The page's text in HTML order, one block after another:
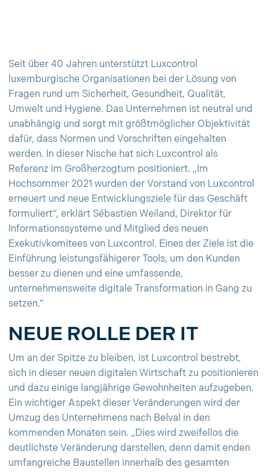
Seit über 40 Jahren unterstützt Luxcontrol
luxemburgische Organisationen bei der Lösung von
Fragen rund um Sicherheit, Gesundheit, Qualität,
Umwelt und Hygiene. Das Unternehmen ist neutral und
unabhängig und sorgt mit größtmöglicher Objektivität
dafür, dass Normen und Vorschriften eingehalten
werden. In dieser Nische hat sich Luxcontrol als
Referenz im Großherzogtum positioniert. „Im
Hochsommer 2021 wurden der Vorstand von Luxcontrol
erneuert und neue Entwicklungsziele für das Geschäft
formuliert“, erklärt Sébastien Weiland, Direktor für
Informationssysteme und Mitglied des neuen
Exekutivkomitees von Luxcontrol. Eines der Ziele ist die
Einführung leistungsfähigerer Tools, um den Kunden
besser zu dienen und eine umfassende,
unternehmensweite digitale Transformation in Gang zu
setzen.“
NEUE ROLLE DER IT
Um an der Spitze zu bleiben, ist Luxcontrol bestrebt,
sich in dieser neuen digitalen Wirtschaft zu positionieren
und dazu einige langjährige Gewohnheiten aufzugeben.
Ein wichtiger Aspekt dieser Veränderungen wird der
Umzug des Unternehmens nach Belval in den
kommenden Monaten sein. „Dies wird zweifellos die
deutlichste Veränderung darstellen, denn damit enden
umfangreiche Baustellen innerhalb des gesamten